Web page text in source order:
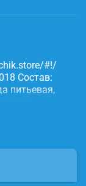
#!/
Состав:
питьевая,